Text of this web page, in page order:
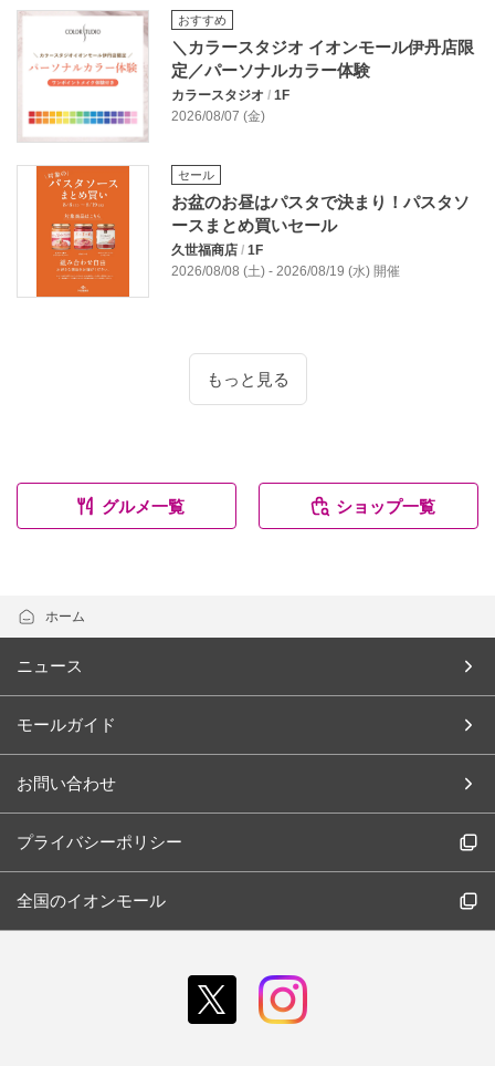
おすすめ
＼カラースタジオ イオンモール伊丹店限
定／パーソナルカラー体験
カラースタジオ / 1F
2026/08/07 (金)
セール
お盆のお昼はパスタで決まり！パスタソ
ースまとめ買いセール
久世福商店 / 1F
2026/08/08 (土) - 2026/08/19 (水) 開催
もっと見る
グルメ一覧 ショップ一覧
ホーム
ニュース
モールガイド
お問い合わせ
プライバシーポリシー
全国のイオンモール